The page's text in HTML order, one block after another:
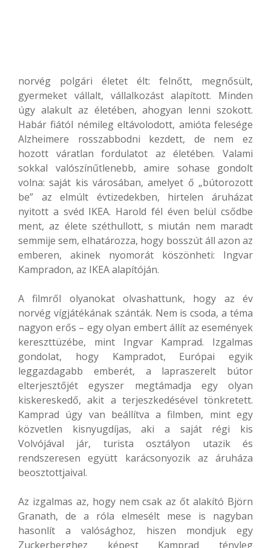
norvég polgári életet élt: felnőtt, megnősült,
gyermeket vállalt, vállalkozást alapított. Minden
úgy alakult az életében, ahogyan lenni szokott.
Habár fiától némileg eltávolodott, amióta felesége
Alzheimere rosszabbodni kezdett, de nem ez
hozott váratlan fordulatot az életében. Valami
sokkal valószínűtlenebb, amire sohase gondolt
volna: saját kis városában, amelyet ő „bútorozott
be” az elmúlt évtizedekben, hirtelen áruházat
nyitott a svéd IKEA. Harold fél éven belül csődbe
ment, az élete széthullott, s miután nem maradt
semmije sem, elhatározza, hogy bosszút áll azon az
emberen, akinek nyomorát köszönheti: Ingvar
Kampradon, az IKEA alapítóján.
A filmről olyanokat olvashattunk, hogy az év
norvég vígjátékának szánták. Nem is csoda, a téma
nagyon erős – egy olyan embert állít az események
kereszttüzébe, mint Ingvar Kamprad. Izgalmas
gondolat, hogy Kampradot, Európai egyik
leggazdagabb emberét, a lapraszerelt bútor
elterjesztőjét egyszer megtámadja egy olyan
kiskereskedő, akit a terjeszkedésével tönkretett.
Kamprad úgy van beállítva a filmben, mint egy
közvetlen kisnyugdíjas, aki a saját régi kis
Volvójával jár, turista osztályon utazik és
rendszeresen együtt karácsonyozik az áruháza
beosztottjaival.
Az izgalmas az, hogy nem csak az őt alakító Björn
Granath, de a róla elmesélt mese is nagyban
hasonlít a valósághoz, hiszen mondjuk egy
Zuckerberghez képest Kamprad tényleg